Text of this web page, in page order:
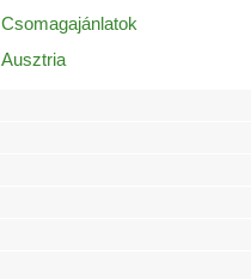
Csomagajánlatok
Ausztria